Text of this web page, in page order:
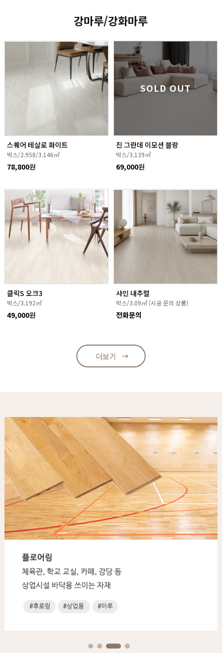
강마루/강화마루
스퀘어 테살로 화이트
박스/2.958/3.146㎡
78,800원
SOLD OUT
진 그란데 이모션 블랑
박스/3.139㎡
69,000원
클릭S 오크3
박스/3.192㎡
49,000원
샤인 내추럴
박스/3.09㎡ (시공 문의 상품)
전화문의
더보기